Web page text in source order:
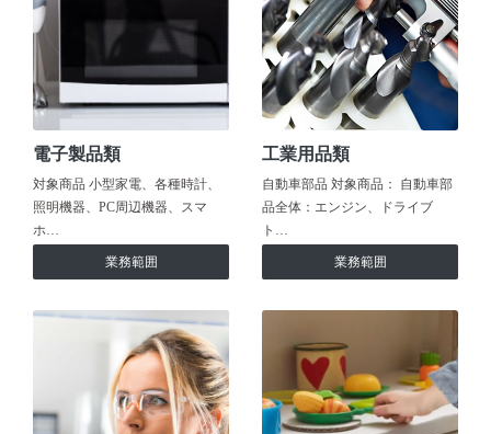
電子製品類
対象商品 小型家電、各種時計、
照明機器、PC周辺機器、スマ
ホ…
業務範囲
工業用品類
自動車部品 対象商品： 自動車部
品全体：エンジン、ドライブ
ト…
業務範囲